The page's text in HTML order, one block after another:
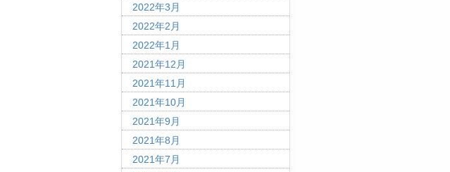
2022年3月
2022年2月
2022年1月
2021年12月
2021年11月
2021年10月
2021年9月
2021年8月
2021年7月